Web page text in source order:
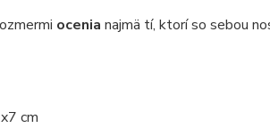
ocenia najmä tí, ktorí so sebou
cm